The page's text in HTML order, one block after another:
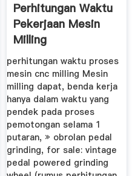
Perhitungan Waktu
Pekerjaan Mesin
Milling
perhitungan waktu proses
mesin cnc milling Mesin
milling dapat, benda kerja
hanya dalam waktu yang
pendek pada proses
pemotongan selama 1
putaran, » obrolan pedal
grinding, for sale: vintage
pedal powered grinding